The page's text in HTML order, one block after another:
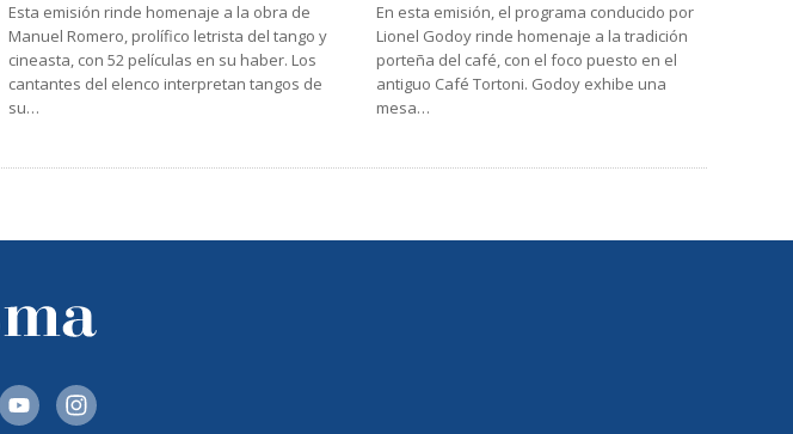
Esta emisión rinde homenaje a la obra de
Manuel Romero, prolífico letrista del tango y
cineasta, con 52 películas en su haber. Los
cantantes del elenco interpretan tangos de
su…
En esta emisión, el programa conducido por
Lionel Godoy rinde homenaje a la tradición
porteña del café, con el foco puesto en el
antiguo Café Tortoni. Godoy exhibe una
mesa…